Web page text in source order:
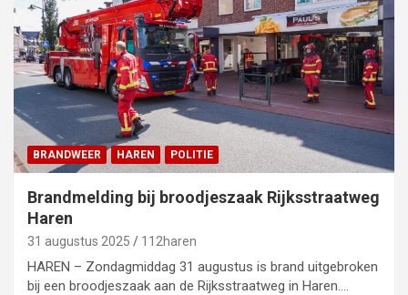
BRANDWEER HAREN POLITIE
Brandmelding bij broodjeszaak Rijksstraatweg
Haren
31 augustus 2025 112haren
HAREN – Zondagmiddag 31 augustus is brand uitgebroken
bij een broodjeszaak aan de Rijksstraatweg in Haren.…